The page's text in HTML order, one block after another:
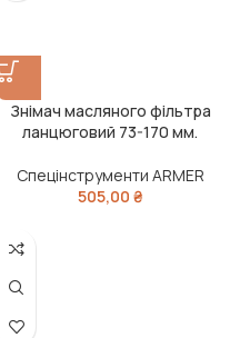
Знімач масляного фільтра
ланцюговий 73-170 мм.
Спецінструменти ARMER
505,00 ₴